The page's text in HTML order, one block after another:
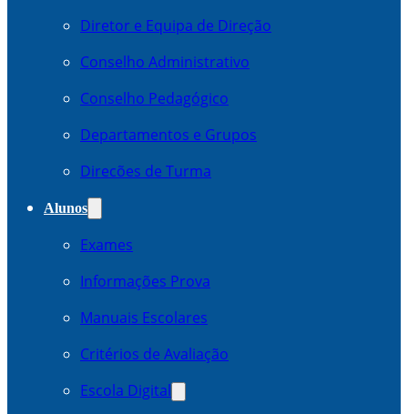
Diretor e Equipa de Direção
Conselho Administrativo
Conselho Pedagógico
Departamentos e Grupos
Direcões de Turma
Alunos
Exames
Informações Prova
Manuais Escolares
Critérios de Avaliação
Escola Digital